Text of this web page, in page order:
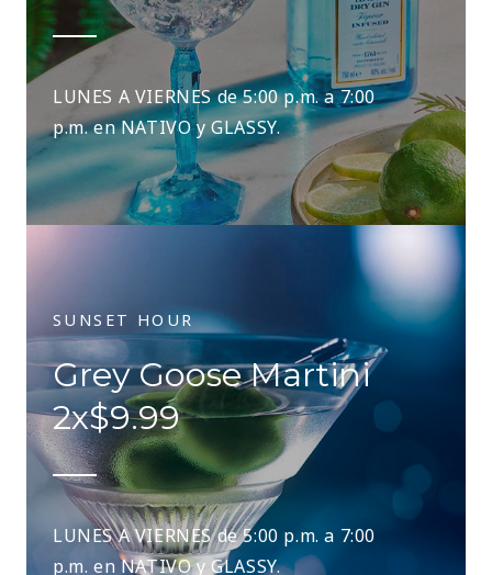
LUNES A VIERNES de 5:00 p.m. a 7:00
p.m. en NATIVO y GLASSY.
SUNSET HOUR
Grey Goose Martini
2x$9.99
LUNES A VIERNES de 5:00 p.m. a 7:00
p.m. en NATIVO y GLASSY.